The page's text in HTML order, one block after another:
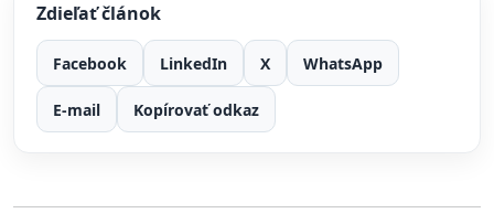
Zdieľať článok
Facebook LinkedIn X WhatsApp
E-mail Kopírovať odkaz